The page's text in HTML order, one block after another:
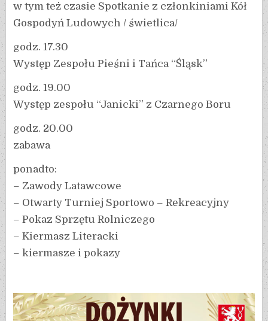
w tym też czasie Spotkanie z członkiniami Kół
Gospodyń Ludowych / świetlica/
godz. 17.30
Występ Zespołu Pieśni i Tańca “Śląsk”
godz. 19.00
Występ zespołu “Janicki” z Czarnego Boru
godz. 20.00
zabawa
ponadto:
– Zawody Latawcowe
– Otwarty Turniej Sportowo – Rekreacyjny
– Pokaz Sprzętu Rolniczego
– Kiermasz Literacki
– kiermasze i pokazy